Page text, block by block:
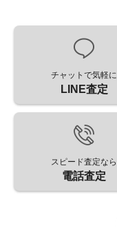
チャットで気軽に
LINE査定
スピード査定なら
電話査定